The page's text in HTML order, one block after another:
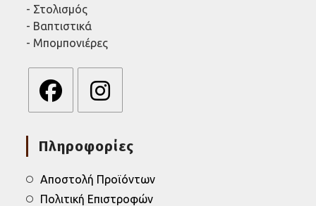
- Στολισμός
- Βαπτιστικά
- Μπομπονιέρες
in
tab
a
tab
Πληροφορίες
Αποστολή Προϊόντων
Πολιτική Επιστροφών